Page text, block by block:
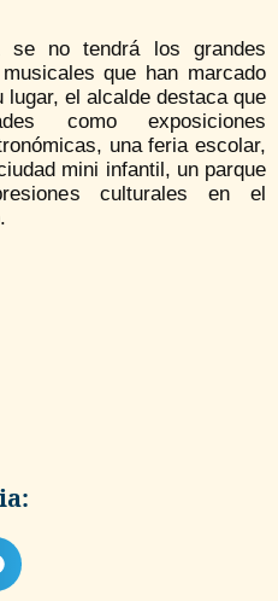
no tendrá los grandes
que han marcado
el alcalde destaca que
como exposiciones
una feria escolar,
mini infantil, un parque
culturales en el